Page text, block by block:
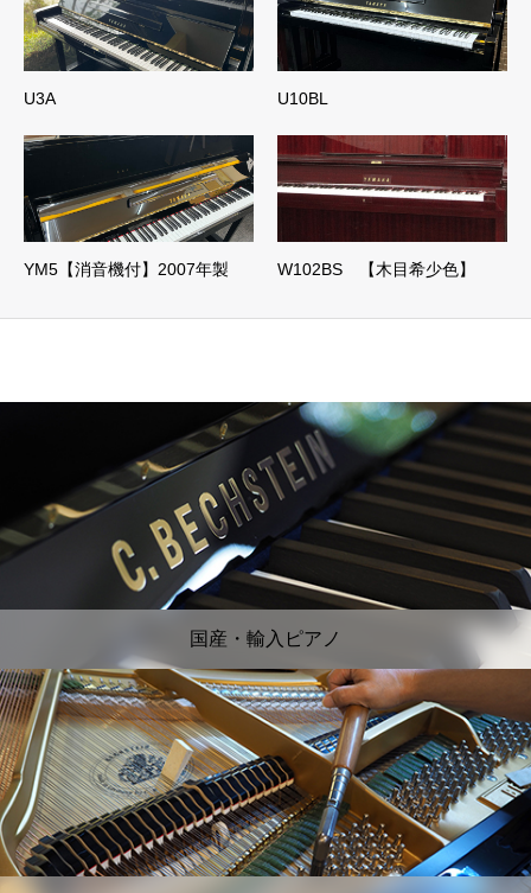
U3A U10BL
YM5【消音機付】2007年製 W102BS 【木目希少色】
国産・輸入ピアノ